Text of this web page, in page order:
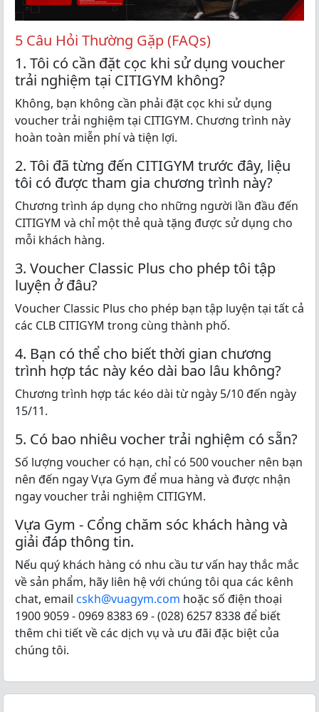
5 Câu Hỏi Thường Gặp (FAQs)
1. Tôi có cần đặt cọc khi sử dụng voucher
trải nghiệm tại CITIGYM không?
Không, bạn không cần phải đặt cọc khi sử dụng
voucher trải nghiệm tại CITIGYM. Chương trình này
hoàn toàn miễn phí và tiện lợi.
2. Tôi đã từng đến CITIGYM trước đây, liệu
tôi có được tham gia chương trình này?
Chương trình áp dụng cho những người lần đầu đến
CITIGYM và chỉ một thẻ quà tặng được sử dụng cho
mỗi khách hàng.
3. Voucher Classic Plus cho phép tôi tập
luyện ở đâu?
Voucher Classic Plus cho phép bạn tập luyện tại tất cả
các CLB CITIGYM trong cùng thành phố.
4. Bạn có thể cho biết thời gian chương
trình hợp tác này kéo dài bao lâu không?
Chương trình hợp tác kéo dài từ ngày 5/10 đến ngày
15/11.
5. Có bao nhiêu vocher trải nghiệm có sẵn?
Số lượng voucher có hạn, chỉ có 500 voucher nên bạn
nên đến ngay Vựa Gym để mua hàng và được nhận
ngay voucher trải nghiệm CITIGYM.
Vựa Gym - Cổng chăm sóc khách hàng và
giải đáp thông tin.
Nếu quý khách hàng có nhu cầu tư vấn hay thắc mắc
về sản phẩm, hãy liên hệ với chúng tôi qua các kênh
chat, email cskh@vuagym.com hoặc số điện thoại
1900 9059 - 0969 8383 69 - (028) 6257 8338 để biết
thêm chi tiết về các dịch vụ và ưu đãi đặc biệt của
chúng tôi.